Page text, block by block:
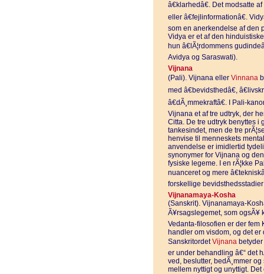
â€klarhedâ€. Det modsatte
eller â€fejlinformationâ€.
som en anerkendelse af den
Vidya er et af den
hun â€lÃ¦rdommens
Avidya og Saraswati).
Vijnana
(Pali). Vijnana eller Vinnana
med â€bevidsthedâ€,
â€dÃ¸mmekraftâ€. I Pali-
Vijnana et af tre udtryk, der
Citta. De tre udtryk benyttes i
tankesindet, men de tre
henvise til menneskets
anvendelse er imidlertid
synonymer for Vijnana og
fysiske legeme. I en rÃ¦kke
nuanceret og mere
forskellige
Vijnanamaya-Kosha
(Sanskrit). Vijnanamaya-
Ã¥rsagslegemet, som ogsÃ¥
Vedanta-filosofien er der fem
handler om visdom, og det
SanskritordetVijnana betyder
er under behandling â€“ det
ved, beslutter, bedÃ¸mmer
mellem nyttigt og unyttigt.